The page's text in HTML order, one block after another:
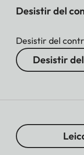
Desistir del
Desistir del
Desistir